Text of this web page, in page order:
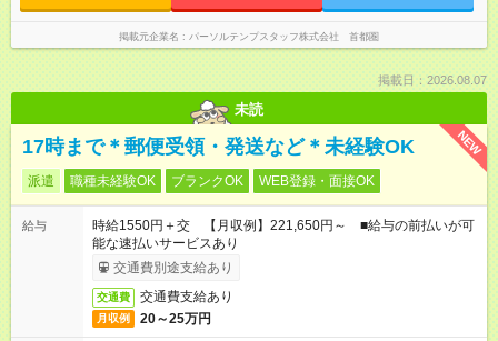
掲載元企業名 パーソルテンプスタッフ株式会社 首都圏
掲載日：2026.08.07
未読
NEW
17時まで＊郵便受領・発送など＊未経験OK
派遣 職種未経験OK ブランクOK WEB登録・面接OK
給与
時給1550円＋交 【月収例】221,650円～ ■給与の前払いが可
能な速払いサービスあり
交通費別途支給あり
交通費 交通費支給あり
月収例 20～25万円